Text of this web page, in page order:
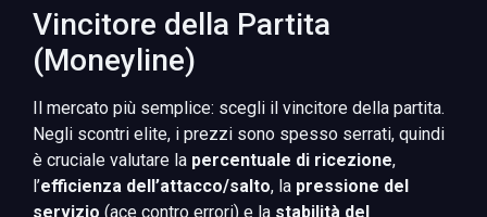
Vincitore della Partita
(Moneyline)
Il mercato più semplice: scegli il vincitore della partita.
Negli scontri elite, i prezzi sono spesso serrati, quindi
è cruciale valutare la percentuale di ricezione,
l’efficienza dell’attacco/salto, la pressione del
servizio (ace contro errori) e la stabilità del